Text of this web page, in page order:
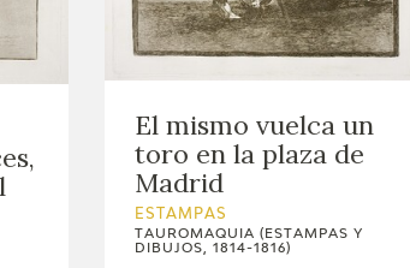
El mismo vuelca un
toro en la plaza de
Madrid
ESTAMPAS
TAUROMAQUIA (ESTAMPAS Y
DIBUJOS, 1814-1816)